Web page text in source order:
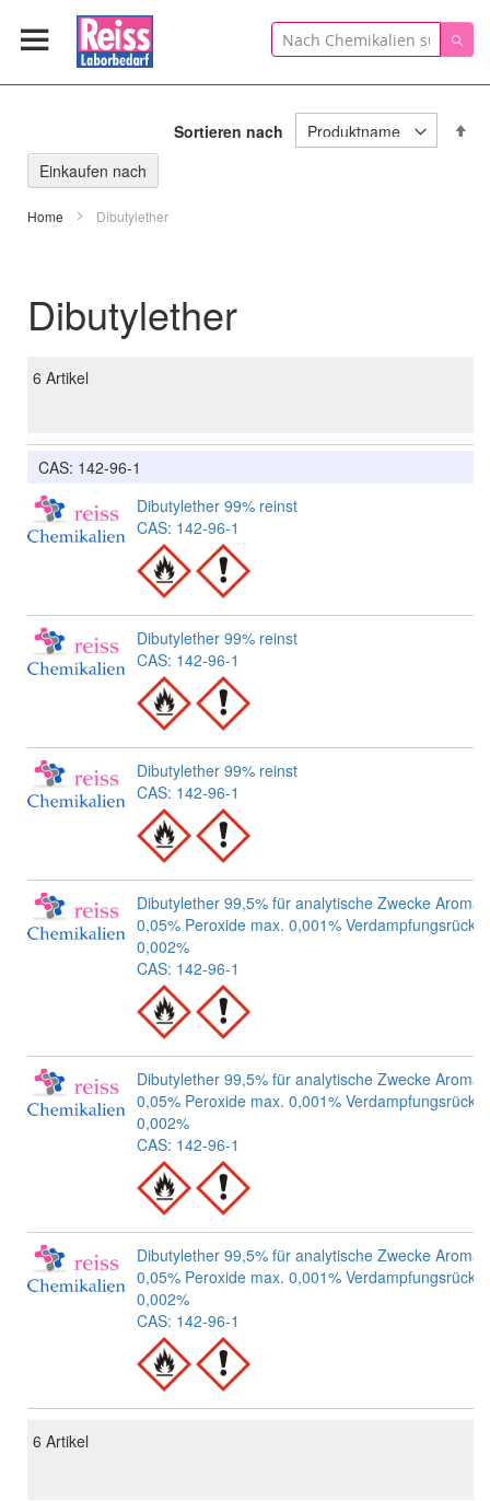
Suche
Home Dibutylether
Dibutylether
6 Artikel
Sortieren nach
CAS: 142-96-1
Dibutylether 99% reinst
CAS: 142-96-1
Dibutylether 99% reinst
CAS: 142-96-1
Dibutylether 99% reinst
CAS: 142-96-1
Dibutylether 99,5% für analytische Zwecke
0,05% Peroxide max. 0,001%
0,002%
CAS: 142-96-1
Dibutylether 99,5% für analytische Zwecke
0,05% Peroxide max. 0,001%
0,002%
CAS: 142-96-1
Dibutylether 99,5% für analytische Zwecke
0,05% Peroxide max. 0,001%
0,002%
CAS: 142-96-1
6 Artikel
Einkaufen nach